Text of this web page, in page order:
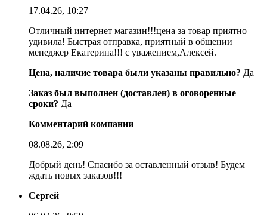
17.04.26, 10:27
Отличный интернет магазин!!!цена за товар приятно
удивила! Быстрая отправка, приятный в общении
менеджер Екатерина!!! с уважением,Алексей.
Цена, наличие товара были указаны правильно? Да
Заказ был выполнен (доставлен) в оговоренные
сроки? Да
Комментарий компании
08.08.26, 2:09
Добрый день! Спасибо за оставленный отзыв! Будем
ждать новых заказов!!!
Сергей